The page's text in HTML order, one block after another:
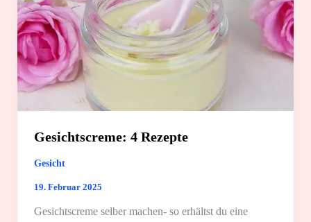
Gesichtscreme: 4 Rezepte
Gesicht
19. Februar 2025
Gesichtscreme selber machen- so erhältst du eine